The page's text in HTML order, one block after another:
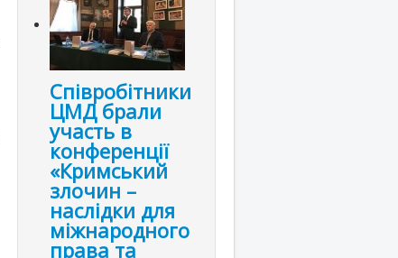
Співробітники
ЦМД брали
участь в
конференції
«Кримський
злочин –
наслідки для
міжнародного
права та